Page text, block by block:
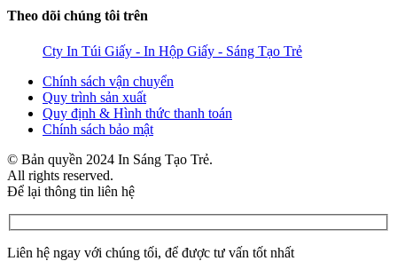
Theo dõi chúng tôi trên
Cty In Túi Giấy - In Hộp Giấy - Sáng Tạo Trẻ
Chính sách vận chuyển
Quy trình sản xuất
Quy định & Hình thức thanh toán
Chính sách bảo mật
© Bản quyền 2024 In Sáng Tạo Trẻ.
All rights reserved.
Để lại thông tin liên hệ
Liên hệ ngay với chúng tối, để được tư vấn tốt nhất